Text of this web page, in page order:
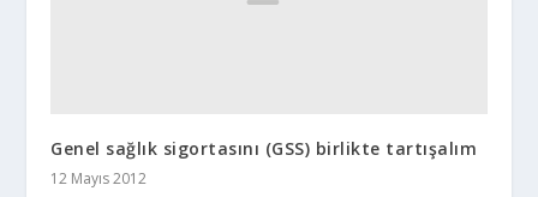
Genel sağlık sigortasını (GSS) birlikte tartışalım
12 Mayıs 2012